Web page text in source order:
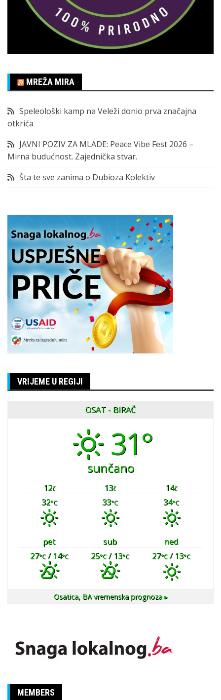
MREŽA MIRA
Speleološki kamp na Veleži donio prva značajna
otkrića
JAVNI POZIV ZA MLADE: Peace Vibe Fest 2026 –
Mirna budućnost. Zajednička stvar.
Šta te sve zanima o Dubioza Kolektiv
VRIJEME U REGIJI
OSAT - BIRAČ
31°
sunčano
12č 13č 14č
32°C 33°C 34°C
pet sub
ned
27°C/ 14°C 25°C/ 13°C 27°C/ 13°C
Osatica, BAvremenska prognoza ▸
MEMBERS